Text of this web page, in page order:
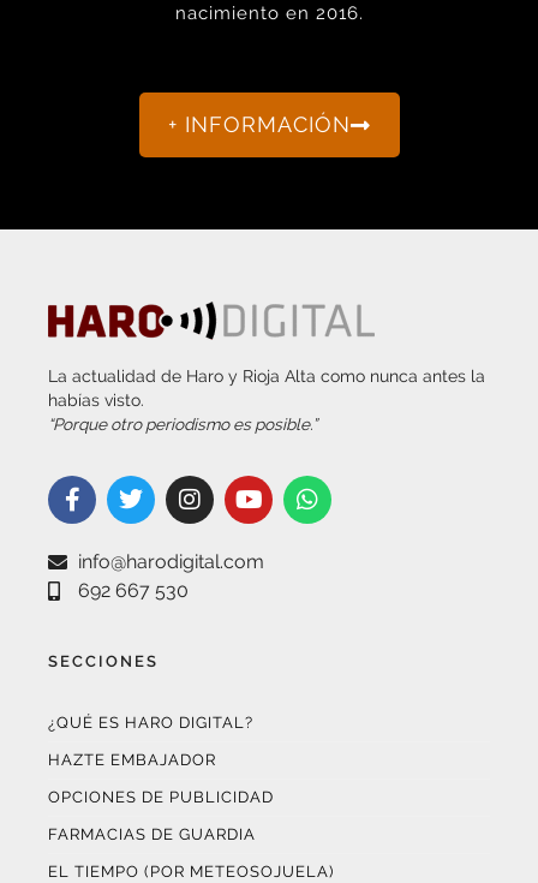
nacimiento en 2016.
+ INFORMACIÓN
La actualidad de Haro y Rioja Alta como nunca antes la
habías visto.
“Porque otro periodismo es posible.”
info@harodigital.com
692 667 530
SECCIONES
¿QUÉ ES HARO DIGITAL?
HAZTE EMBAJADOR
OPCIONES DE PUBLICIDAD
FARMACIAS DE GUARDIA
EL TIEMPO (POR METEOSOJUELA)